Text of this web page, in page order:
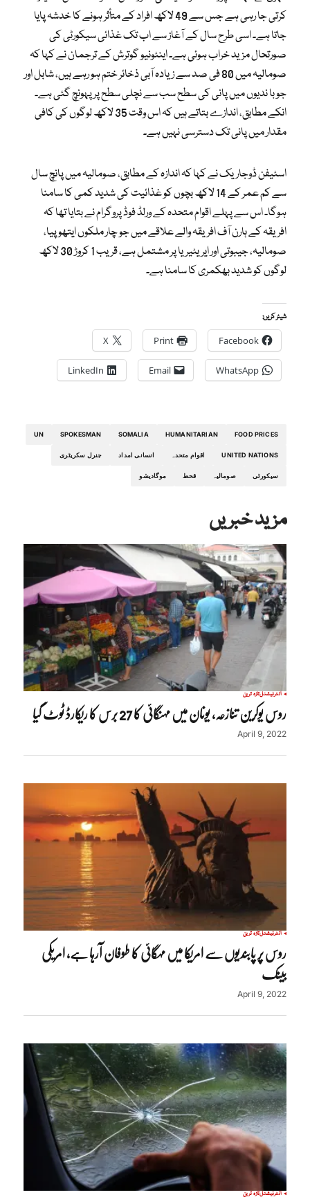
کرتی جا رہی ہے جس سے 49 لاکھ افراد کے متأثر ہونے کا خدشہ پایا
جاتا ہے۔ اسی طرح سال کے آغاز سے اب تک غذائی سیکورٹی کی
صورتحال مزید خراب ہوئی ہے۔ اینٹونیو گوترش کے ترجمان نے کہا کہ
صومالیہ میں 80 فی صد سے زیادہ آبی ذخائر ختم ہو رہے ہیں، شابل اور
جوبا ندیوں میں پانی کی سطح سب سے نچلی سطح پر پہونچ گئی ہے۔
انکے مطابق، اندازے بتاتے ہیں کہ اس وقت 35 لاکھ لوگوں کی کافی
مقدار میں پانی تک دسترسی نہیں ہے۔
اسٹیفن ڈوجاریک نے کہا کہ اندازہ کے مطابق، صومالیہ میں پانچ سال
سے کم عمر کے 14 لاکھ بچوں کو غذائیت کی شدید کمی کا سامنا
ہوگا۔ اس سے پہلے اقوام متحدہ کے ورلڈ فوڈ پروگرام نے بتایا تھا کہ
افریقہ کے ہارن آف افریقہ والے علاقے میں جو چار ملکوں ایتھوپیا،
صومالیہ، جیبوتی اور ایریٹیریا پر مشتمل ہے، قریب 1 کروڑ 30 لاکھ
لوگوں کو شدید بھکمری کا سامنا ہے۔
شیئر کریں:
Facebook
Print
X
WhatsApp
Email
LinkedIn
FOOD PRICES
HUMANITARIAN
SOMALIA
SPOKESMAN
UN
UNITED NATIONS اقوام متحدہ انسانی امداد جنرل سکریٹری
سیکورٹی صومالیہ قحط موگادیشو
مزید خبریں
انٹرنیشنلتازہ ترین
روس یوکرین تنازعہ، یونان میں مہنگائی کا 27 برس کا ریکارڈ ٹوٹ گیا
April 9, 2022
انٹرنیشنلتازہ ترین
روس پر پابندیوں سے امریکا میں مہگائی کا طوفان آرہا ہے، امریکی
بینک
April 9, 2022
انٹرنیشنلتازہ ترین